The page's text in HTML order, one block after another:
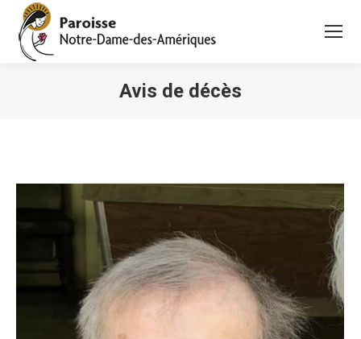
Avis de décès